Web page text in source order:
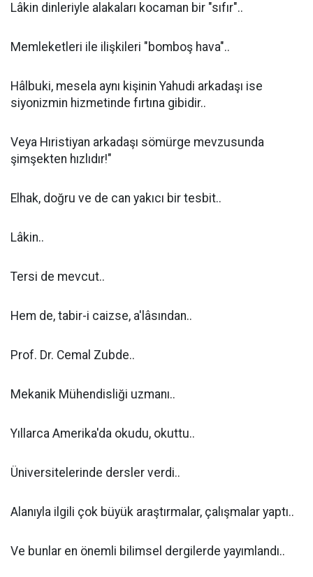
Lâkin dinleriyle alakaları kocaman bir "sıfır"..
Memleketleri ile ilişkileri "bomboş hava"..
Hâlbuki, mesela aynı kişinin Yahudi arkadaşı ise
siyonizmin hizmetinde fırtına gibidir..
Veya Hıristiyan arkadaşı sömürge mevzusunda
şimşekten hızlıdır!"
Elhak, doğru ve de can yakıcı bir tesbit..
Lâkin..
Tersi de mevcut..
Hem de, tabir-i caizse, a'lâsından..
Prof. Dr. Cemal Zubde..
Mekanik Mühendisliği uzmanı..
Yıllarca Amerika'da okudu, okuttu..
Üniversitelerinde dersler verdi..
Alanıyla ilgili çok büyük araştırmalar, çalışmalar yaptı..
Ve bunlar en önemli bilimsel dergilerde yayımlandı..